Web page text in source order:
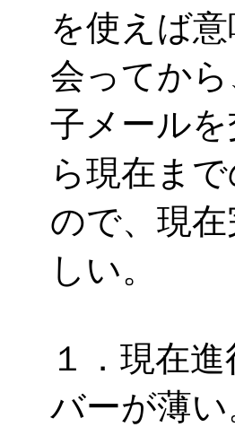
を使えば
会ってか
子メール
ら現在ま
ので、現
しい。
１．現在
バーが薄い